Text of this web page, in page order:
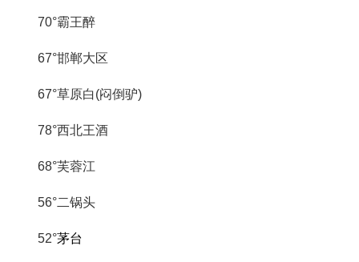
70°霸王醉
67°邯郸大区
67°草原白(闷倒驴)
78°西北王酒
68°芙蓉江
56°二锅头
52°茅台